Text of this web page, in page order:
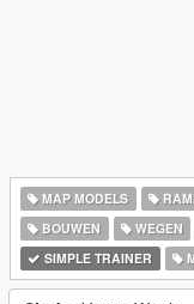
MAP MODELS
BOUWEN
WEGEN
SIMPLE TRAINER